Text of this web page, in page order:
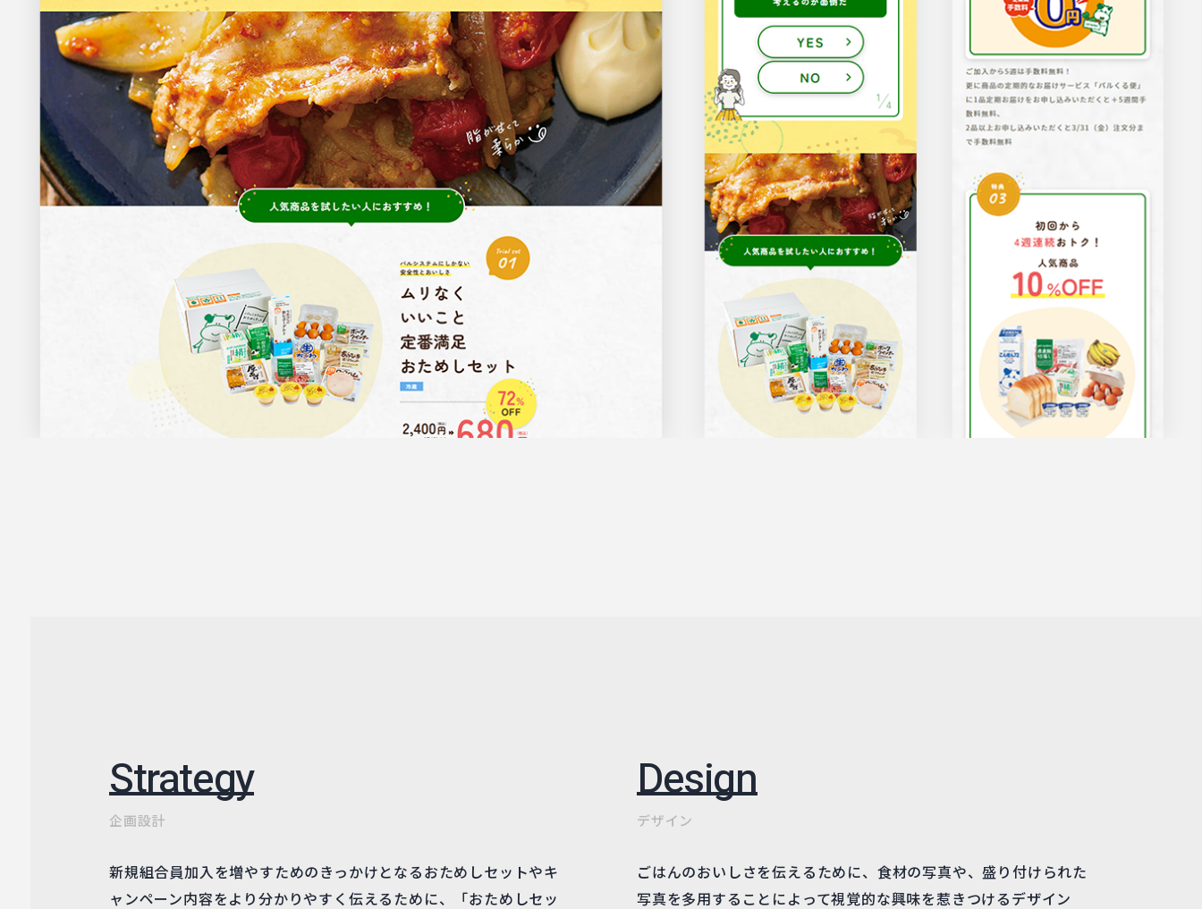
Strategy
企画設計
新規組合員加入を増やすためのきっかけとなるおためしセットやキ
ャンペーン内容をより分かりやすく伝えるために、「おためしセッ
Design
デザイン
ごはんのおいしさを伝えるために、食材の写真や、盛り付けられた
写真を多用することによって視覚的な興味を惹きつけるデザイン